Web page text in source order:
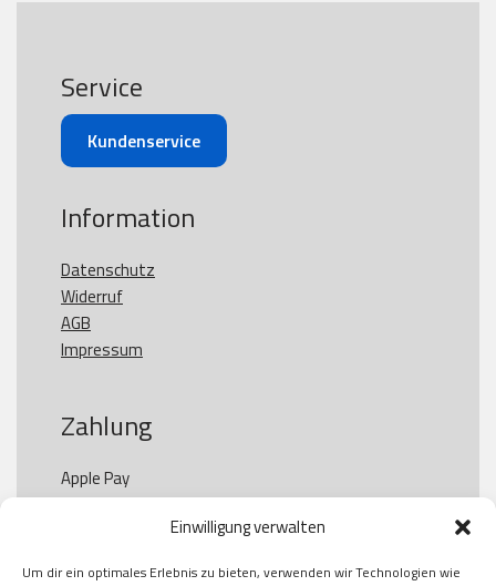
Einwilligung verwalten
Um dir ein optimales Erlebnis zu bieten, verwenden wir Technologien wie
Service
Kundenservice
Information
Datenschutz
Widerruf
AGB
Impressum
Zahlung
Apple Pay
Paypal